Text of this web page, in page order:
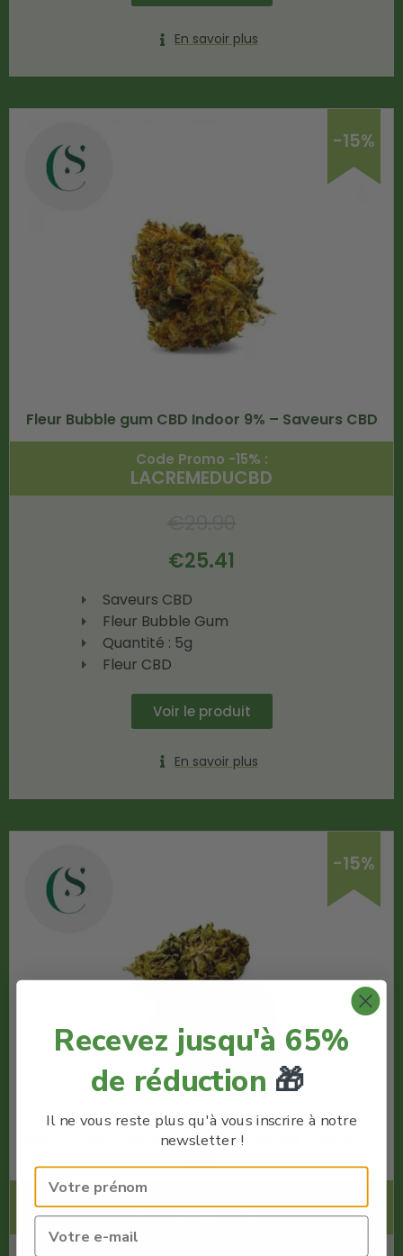
En savoir plus
-15%
Fleur Bubble gum CBD Indoor 9% – Saveurs CBD
Code Promo -15% :
LACREMEDUCBD
€25.41
Saveurs CBD
Fleur Bubble Gum
Quantité : 5g
Fleur CBD
Voir le produit
En savoir plus
-15%
Fleur Fruits Cake CBD Greenhouse 9% – Saveurs
Code Promo -15% :
LACREMEDUCBD
Recevez jusqu'à 65%
de réduction 🎁
Il ne vous reste plus qu'à vous inscrire à notre
newsletter !